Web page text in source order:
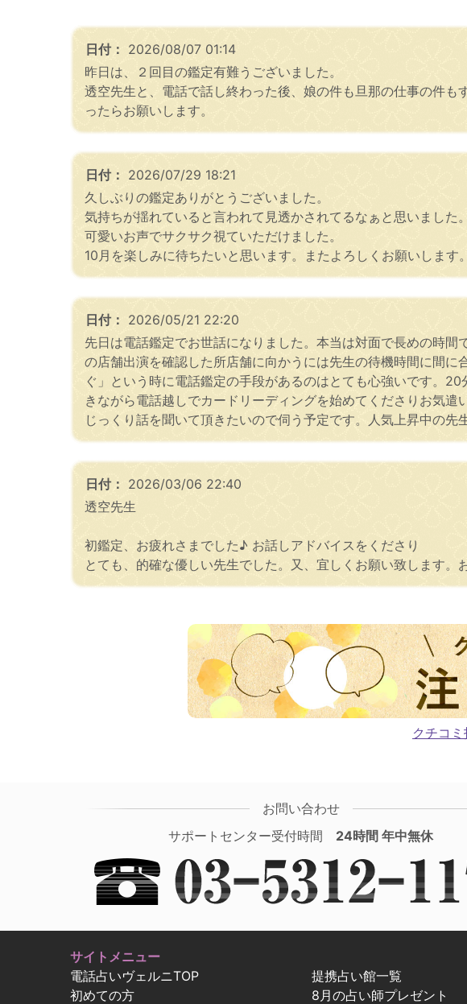
日付： 2026/08/07 01:14
昨日は、２回目の鑑定有難うございました。
透空先生と、電話で話し終わった後、娘の件も旦那の仕事の件
ったらお願いします。
日付： 2026/07/29 18:21
久しぶりの鑑定ありがとうございました。
気持ちが揺れていると言われて見透かされてるなぁと思いました
可愛いお声でサクサク視ていただけました。
10月を楽しみに待ちたいと思います。またよろしくお願いします。
日付： 2026/05/21 22:20
先日は電話鑑定でお世話になりました。本当は対面で長めの時
の店舗出演を確認した所店舗に向かうには先生の待機時間に間
ぐ」という時に電話鑑定の手段があるのはとても心強いです。
きながら電話越しでカードリーディングを始めてくださりお気
じっくり話を聞いて頂きたいので伺う予定です。人気上昇中の
日付： 2026/03/06 22:40
透空先生
初鑑定、お疲れさまでした♪ お話しアドバイスをくださり
とても、的確な優しい先生でした。又、宜しくお願い致します
クチコ
お問い合わせ
サポートセンター受付時間 24時間 年中無休
サイトメニュー
電話占いヴェルニTOP
初めての方
提携占い館一覧
8月の占い師プレゼント